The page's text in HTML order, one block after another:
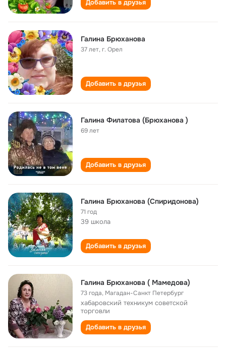
Добавить в друзья
Галина Брюханова
37 лет,г. Орел
Добавить в друзья
Галина Филатова (Брюханова )
69 лет
Добавить в друзья
Галина Брюханова (Спиридонова)
71 год
39 школа
Добавить в друзья
Галина Брюханова ( Мамедова)
73 года, Магадан-Санкт Петербург
хабаровский техникум советской
торговли
Добавить в друзья